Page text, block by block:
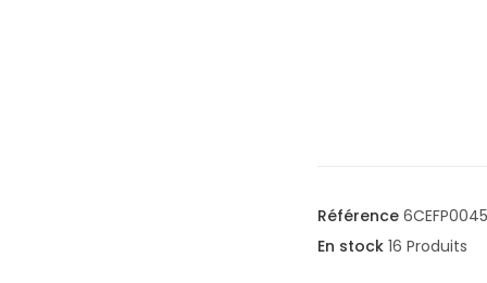
Référence
En stock 16 Produits